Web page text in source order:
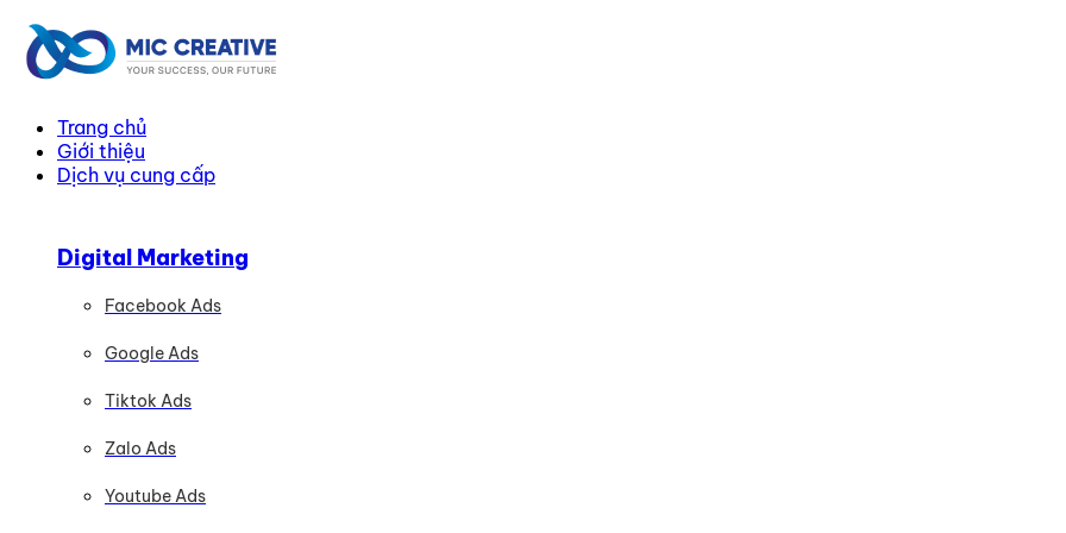
Trang chủ
Giới thiệu
Dịch vụ cung cấp
Digital Marketing
Facebook Ads
Google Ads
Tiktok Ads
Zalo Ads
Youtube Ads